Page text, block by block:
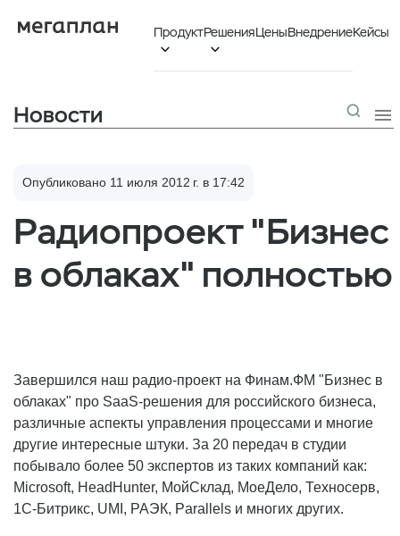
Продукт

Решения

ЦеныВнедрениеКейсы
Новости 
Опубликовано 11 июля 2012 г. в 17:42
Радиопроект "Бизнес
в облаках" полностью
Завершился наш радио-проект на Финам.ФМ "Бизнес в
облаках" про SaaS-решения для российского бизнеса,
различные аспекты управления процессами и многие
другие интересные штуки. За 20 передач в студии
побывало более 50 экспертов из таких компаний как:
Microsoft, HeadHunter, МойСклад, МоеДело, Техносерв,
1С-Битрикс, UMI, РАЭК, Parallels и многих других.